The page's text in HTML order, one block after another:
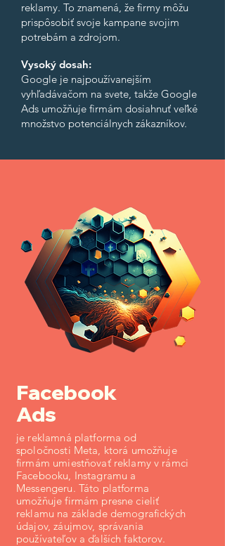
reklamy. To znamená, že firmy môžu
prispôsobiť svoje kampane svojim
potrebám a zdrojom.
Vysoký dosah:
Google je najpoužívanejším
vyhľadávačom na svete, takže Google
Ads umožňuje firmám dosiahnuť veľké
množstvo potenciálnych zákazníkov.
Facebook
Ads
je reklamná platforma od
spoločnosti Meta, ktorá umožňuje
firmám umiestňovať reklamy v rámci
Facebooku, Instagramu a
Messengeru. Táto platforma
umožňuje firmám presne cieliť
reklamu na základe demografických
údajov, záujmov, správania
používateľov a ďalších faktorov.